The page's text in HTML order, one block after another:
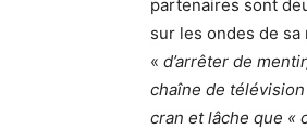
partenaires sont
sur les ondes de
« d’arrêter de
chaîne de télévision
cran et lâche que «